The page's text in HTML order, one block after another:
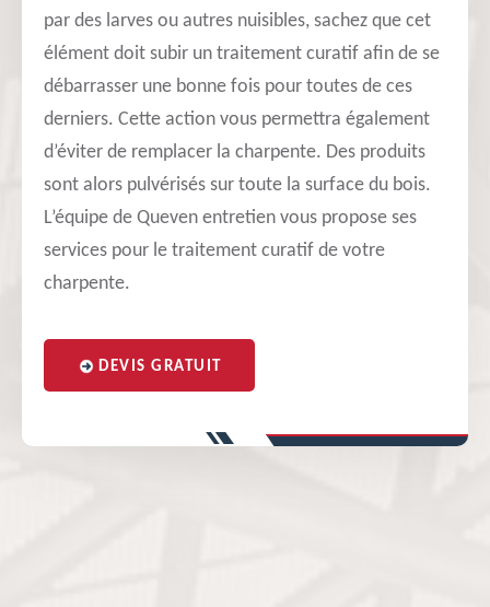
par des larves ou autres nuisibles, sachez que cet
élément doit subir un traitement curatif afin de se
débarrasser une bonne fois pour toutes de ces
derniers. Cette action vous permettra également
d’éviter de remplacer la charpente. Des produits
sont alors pulvérisés sur toute la surface du bois.
L’équipe de Queven entretien vous propose ses
services pour le traitement curatif de votre
charpente.
DEVIS GRATUIT